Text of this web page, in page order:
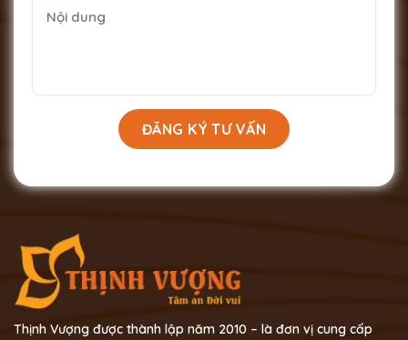
Thịnh Vượng được thành lập năm 2010 – là đơn vị cung cấp